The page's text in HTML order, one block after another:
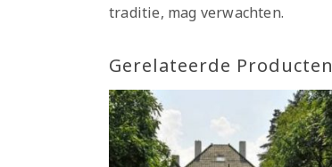
traditie, mag verwachten.
Gerelateerde Producten